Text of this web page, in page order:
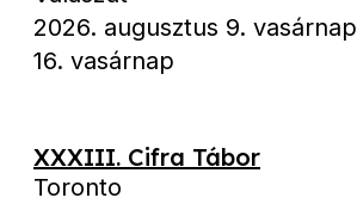
2026. augusztus 9. vasárnap
16. vasárnap
XXXIII. Cifra Tábor
Toronto